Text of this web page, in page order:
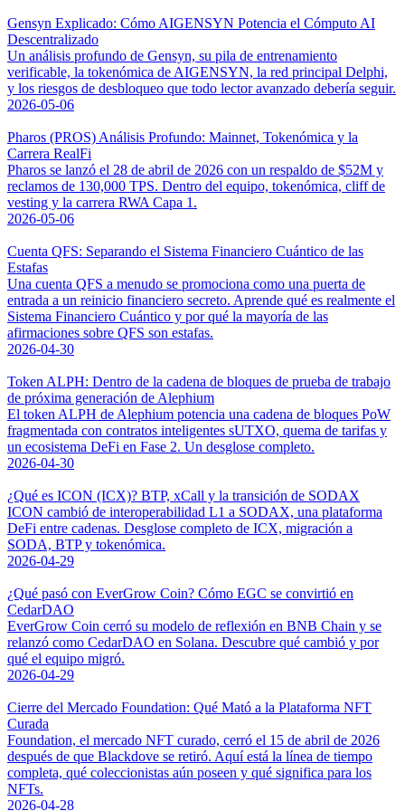
Gensyn Explicado: Cómo AIGENSYN Potencia el Cómputo AI
Descentralizado
Un análisis profundo de Gensyn, su pila de entrenamiento
verificable, la tokenómica de AIGENSYN, la red principal Delphi,
y los riesgos de desbloqueo que todo lector avanzado debería seguir.
2026-05-06
Pharos (PROS) Análisis Profundo: Mainnet, Tokenómica y la
Carrera RealFi
Pharos se lanzó el 28 de abril de 2026 con un respaldo de $52M y
reclamos de 130,000 TPS. Dentro del equipo, tokenómica, cliff de
vesting y la carrera RWA Capa 1.
2026-05-06
Cuenta QFS: Separando el Sistema Financiero Cuántico de las
Estafas
Una cuenta QFS a menudo se promociona como una puerta de
entrada a un reinicio financiero secreto. Aprende qué es realmente el
Sistema Financiero Cuántico y por qué la mayoría de las
afirmaciones sobre QFS son estafas.
2026-04-30
Token ALPH: Dentro de la cadena de bloques de prueba de trabajo
de próxima generación de Alephium
El token ALPH de Alephium potencia una cadena de bloques PoW
fragmentada con contratos inteligentes sUTXO, quema de tarifas y
un ecosistema DeFi en Fase 2. Un desglose completo.
2026-04-30
¿Qué es ICON (ICX)? BTP, xCall y la transición de SODAX
ICON cambió de interoperabilidad L1 a SODAX, una plataforma
DeFi entre cadenas. Desglose completo de ICX, migración a
SODA, BTP y tokenómica.
2026-04-29
¿Qué pasó con EverGrow Coin? Cómo EGC se convirtió en
CedarDAO
EverGrow Coin cerró su modelo de reflexión en BNB Chain y se
relanzó como CedarDAO en Solana. Descubre qué cambió y por
qué el equipo migró.
2026-04-29
Cierre del Mercado Foundation: Qué Mató a la Plataforma NFT
Curada
Foundation, el mercado NFT curado, cerró el 15 de abril de 2026
después de que Blackdove se retiró. Aquí está la línea de tiempo
completa, qué coleccionistas aún poseen y qué significa para los
NFTs.
2026-04-28